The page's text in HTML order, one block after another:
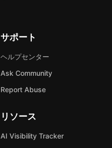
サポート
ヘルプセンター
Ask Community
Report Abuse
リソース
AI Visibility Tracker